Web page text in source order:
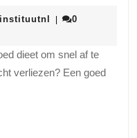
voor
kies
sophiainstituutnl
|
0
dieet om snel af te
verliezen? Een goed